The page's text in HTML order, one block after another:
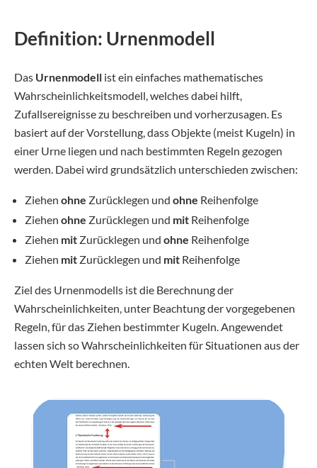
Definition: Urnenmodell
Das Urnenmodell ist ein einfaches mathematisches
Wahrscheinlichkeitsmodell, welches dabei hilft,
Zufallsereignisse zu beschreiben und vorherzusagen. Es
basiert auf der Vorstellung, dass Objekte (meist Kugeln) in
einer Urne liegen und nach bestimmten Regeln gezogen
werden. Dabei wird grundsätzlich unterschieden zwischen:
Ziehen ohne Zurücklegen und ohne Reihenfolge
Ziehen ohne Zurücklegen und mit Reihenfolge
Ziehen mit Zurücklegen und ohne Reihenfolge
Ziehen mit Zurücklegen und mit Reihenfolge
Ziel des Urnenmodells ist die Berechnung der
Wahrscheinlichkeiten, unter Beachtung der vorgegebenen
Regeln, für das Ziehen bestimmter Kugeln. Angewendet
lassen sich so Wahrscheinlichkeiten für Situationen aus der
echten Welt berechnen.